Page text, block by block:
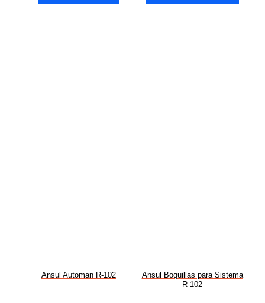
Ansul Automan R-102
Ansul Boquillas para Sistema
R-102